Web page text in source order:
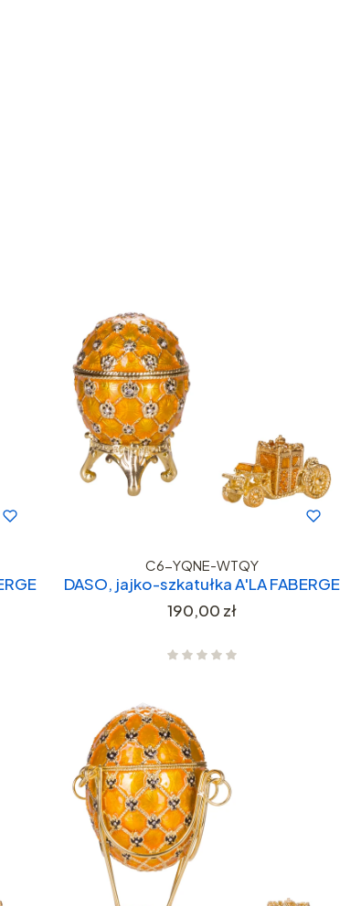
C6-YQNE-WTQY
DASO, jajko-szkatułka A'LA FABERGE
Cena
190,00 zł